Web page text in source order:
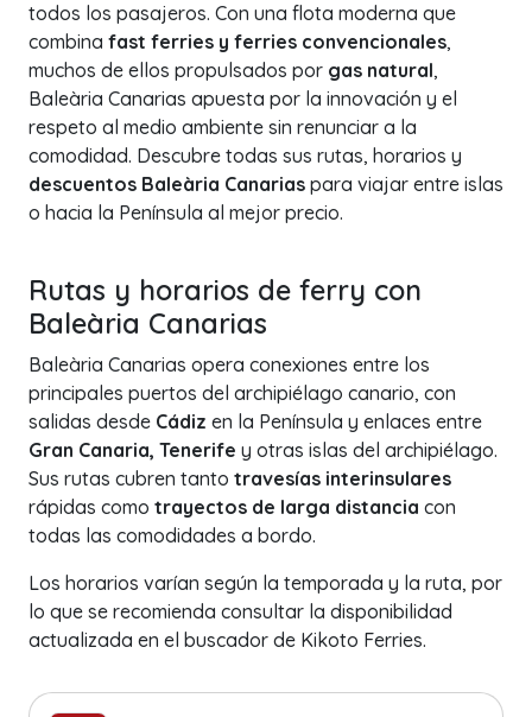
todos los pasajeros. Con una flota moderna que
combina fast ferries y ferries convencionales,
muchos de ellos propulsados por gas natural,
Baleària Canarias apuesta por la innovación y el
respeto al medio ambiente sin renunciar a la
comodidad. Descubre todas sus rutas, horarios y
descuentos Baleària Canarias para viajar entre islas
o hacia la Península al mejor precio.
Rutas y horarios de ferry con
Baleària Canarias
Baleària Canarias opera conexiones entre los
principales puertos del archipiélago canario, con
salidas desde Cádiz en la Península y enlaces entre
Gran Canaria, Tenerife y otras islas del archipiélago.
Sus rutas cubren tanto travesías interinsulares
rápidas como trayectos de larga distancia con
todas las comodidades a bordo.
Los horarios varían según la temporada y la ruta, por
lo que se recomienda consultar la disponibilidad
actualizada en el buscador de Kikoto Ferries.